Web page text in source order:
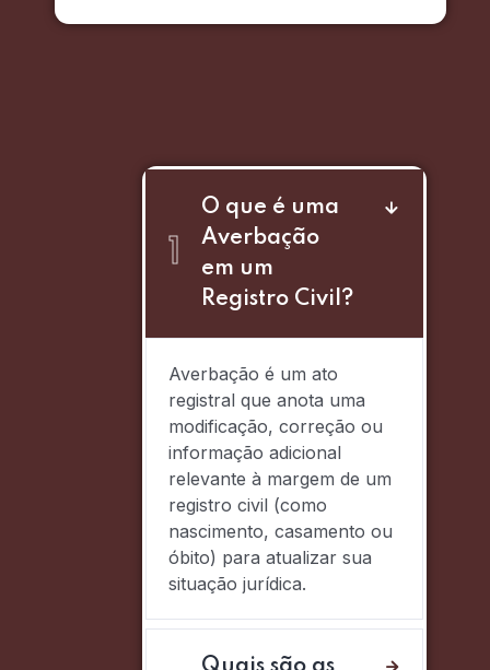
1
O que é uma
Averbação
em um
Registro Civil?
Averbação é um ato
registral que anota uma
modificação, correção ou
informação adicional
relevante à margem de um
registro civil (como
nascimento, casamento ou
óbito) para atualizar sua
situação jurídica.